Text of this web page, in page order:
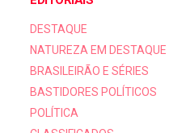
DESTAQUE
NATUREZA EM DESTAQUE
BRASILEIRÃO E SÉRIES
BASTIDORES POLÍTICOS
POLÍTICA